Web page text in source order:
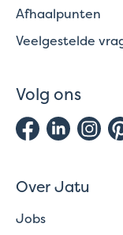
Afhaalpunten
Veelgestelde
Volg ons
Over Jatu
Jobs